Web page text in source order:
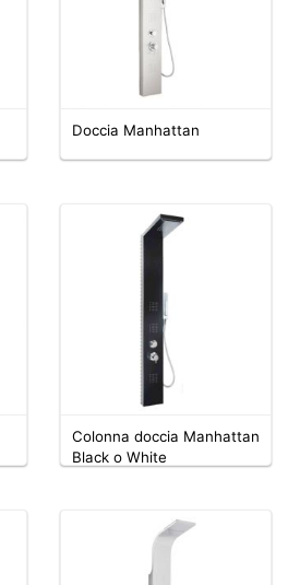
Doccia Manhattan
Colonna doccia Manhattan
Black o White